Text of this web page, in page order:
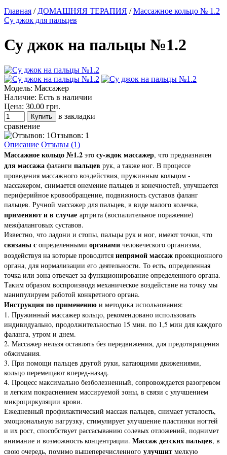
Главная / ДОМАШНЯЯ ТЕРАПИЯ /Массажное кольцо № 1.2
Су джок для пальцев
Су джок на пальцы №1.2
Модель: Массажер
Наличие: Есть в наличии
Цена: 30.00 грн.
в закладки
сравнение
Отзывов: 1
Описание Отзывы (1)
Массажное кольцо №1.2 это су-ждок массажер, что предназначен
для массажа фаланги пальцев рук, а также ног. В процессе
проведения массажного воздействия, пружинным кольцом -
массажером, снимается онемение пальцев и конечностей, улучшается
периферийное кровообращение, подвижность суставов фаланг
пальцев. Ручной массажер для пальцев, в виде малого колечка,
применяют и в случае артрита (воспалительное поражение)
межфаланговых суставов.
Известно, что ладони и стопы, пальцы рук и ног, имеют точки, что
связаны с определенными органами человеческого организма,
воздействуя на которые проводится непрямой массаж проекционного
органа, для нормализации его деятельности. То есть, определенная
точка или зона отвечает за функционирование определенного органа.
Таким образом воспроизводя механическое воздействие на точку мы
манипулируем работой конкретного органа.
Инструкция по применению и методика использования:
1. Пружинный массажер кольцо, рекомендовано использовать
индивидуально, продолжительностью 15 мин. по 1,5 мин для каждого
фаланга, утром и днем.
2. Массажер нельзя оставлять без передвижения, для предотвращения
обжимания.
3. При помощи пальцев другой руки, катающими движениями,
кольцо перемещают вперед-назад.
4. Процесс максимально безболезненный, сопровождается разогревом
и легким покраснением массируемой зоны, в связи с улучшением
микроциркуляции крови.
Ежедневный профилактический массаж пальцев, снимает усталость,
эмоциональную нагрузку, стимулирует улучшение пластинки ногтей
и их рост, способствует рассасыванию солевых отложений, поднимет
внимание и возможность концентрации. Массаждетских пальцев, в
свою очередь, помимо вышеперечисленного улучшит мелкую